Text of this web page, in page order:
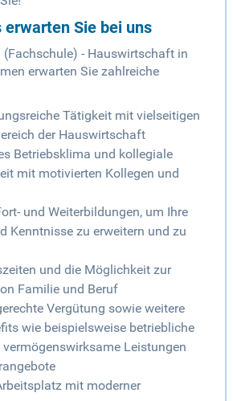
erwarten Sie bei uns
- Hauswirtschaft in
erwarten Sie zahlreiche
Tätigkeit mit vielseitigen
der Hauswirtschaft
Betriebsklima und kollegiale
mit motivierten Kollegen und
und Weiterbildungen, um Ihre
Kenntnisse zu erweitern und zu
und die Möglichkeit zur
Familie und Beruf
Vergütung sowie weitere
wie beispielsweise betriebliche
vermögenswirksame Leistungen
mit moderner